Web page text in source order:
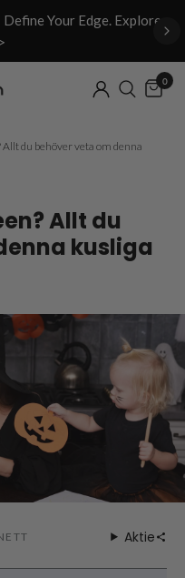
Your Edge. Explore
0
du behöver veta om denna
Allt du
kusliga
Aktie